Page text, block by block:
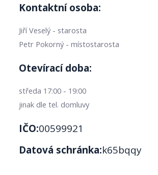
Kontaktní osoba:
Jiří Veselý - starosta
Petr Pokorný - místostarosta
Otevírací doba:
středa 17:00 - 19:00
jinak dle tel. domluvy
IČO:00599921
Datová schránka:k65bqqy